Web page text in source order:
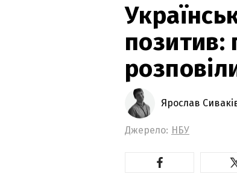
позитив:
Ярослав
Джерело: НБУ